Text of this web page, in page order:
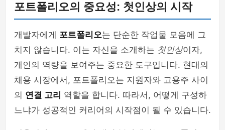
my-life
no-sql
php
포트폴리오의 중요성: 첫인상의 시작
개발자에게 포트폴리오는 단순한 작업물 모음에 그
치지 않습니다. 이는 자신을 소개하는 첫인상이자,
개인의 역량을 보여주는 중요한 도구입니다. 현대의
채용 시장에서, 포트폴리오는 지원자와 고용주 사이
의 연결 고리 역할을 합니다. 따라서, 어떻게 구성하
느냐가 성공적인 커리어의 시작점이 될 수 있습니다.